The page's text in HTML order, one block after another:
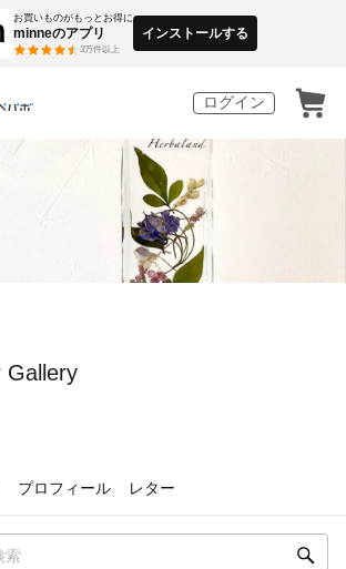
お買いものがもっとお得に
minneのアプリ
3万件以上
インストールする
ログイン
Gallery
プロフィール レター